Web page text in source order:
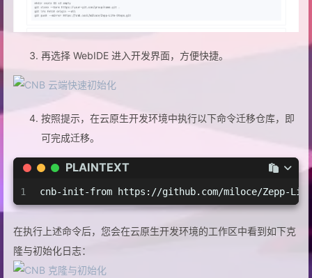
再选择 WebIDE 进入开发界面，方便快捷。
按照提示，在云原生开发环境中执行以下命令迁移仓库，即
可完成迁移。
PLAINTEXT
1 cnb-init-from https://github.com/miloce/Zepp-
在执行上述命令后，您会在云原生开发环境的工作区中看到如下克
隆与初始化日志：